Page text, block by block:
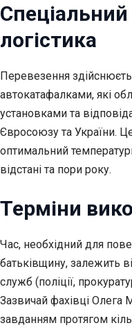
логістика
Перевезення
автокатафалками, які
установками та
Євросоюзу та України.
оптимальний
відстані та пори року.
Терміни
Час, необхідний для
батьківщину, залежить
служб (поліції,
Зазвичай фахівці Олега
завданням протягом